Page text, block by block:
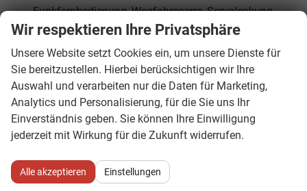
Funkfernbedienung, Wegfahrsperre, Servolenkung,
Fußgängererkennung, Notrufsystem eCall, Start-
Stopp-Anlage
Innen
Ambiente-Beleuchtung
vorhanden
Mittelarmlehne
Innenraumfilter
Klimatisierung
Klimaautomatik, 2-Zonen-Klimaautomatik
Wir respektieren Ihre Privatsphäre
Unsere Website setzt Cookies ein, um unsere Dienste für
Sie bereitzustellen. Hierbei berücksichtigen wir Ihre
Auswahl und verarbeiten nur die Daten für Marketing,
Analytics und Personalisierung, für die Sie uns Ihr
Einverständnis geben. Sie können Ihre Einwilligung
jederzeit mit Wirkung für die Zukunft widerrufen.
Alle akzeptieren Einstellungen